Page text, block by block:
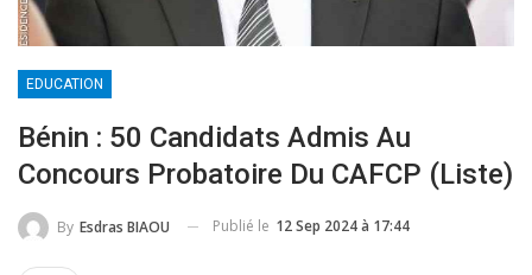
EDUCATION
Bénin : 50 Candidats Admis Au
Concours Probatoire Du CAFCP (liste)
By Esdras BIAOU Publié le 12 Sep 2024 à 17:44